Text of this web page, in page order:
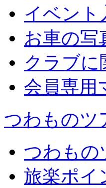
イベント
お車の写
クラブに
会員専用
つわものツ
つわもの
旅楽ポイ